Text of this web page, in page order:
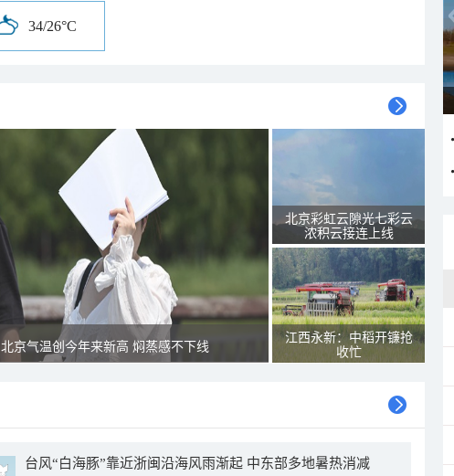
34/26°C
北京气温创今年来新高 焖蒸感不下线
北京彩虹云隙光七彩云
浓积云接连上线
江西永新：中稻开镰抢
收忙
台风“白海豚”靠近浙闽沿海风雨渐起 中东部多地暑热消减